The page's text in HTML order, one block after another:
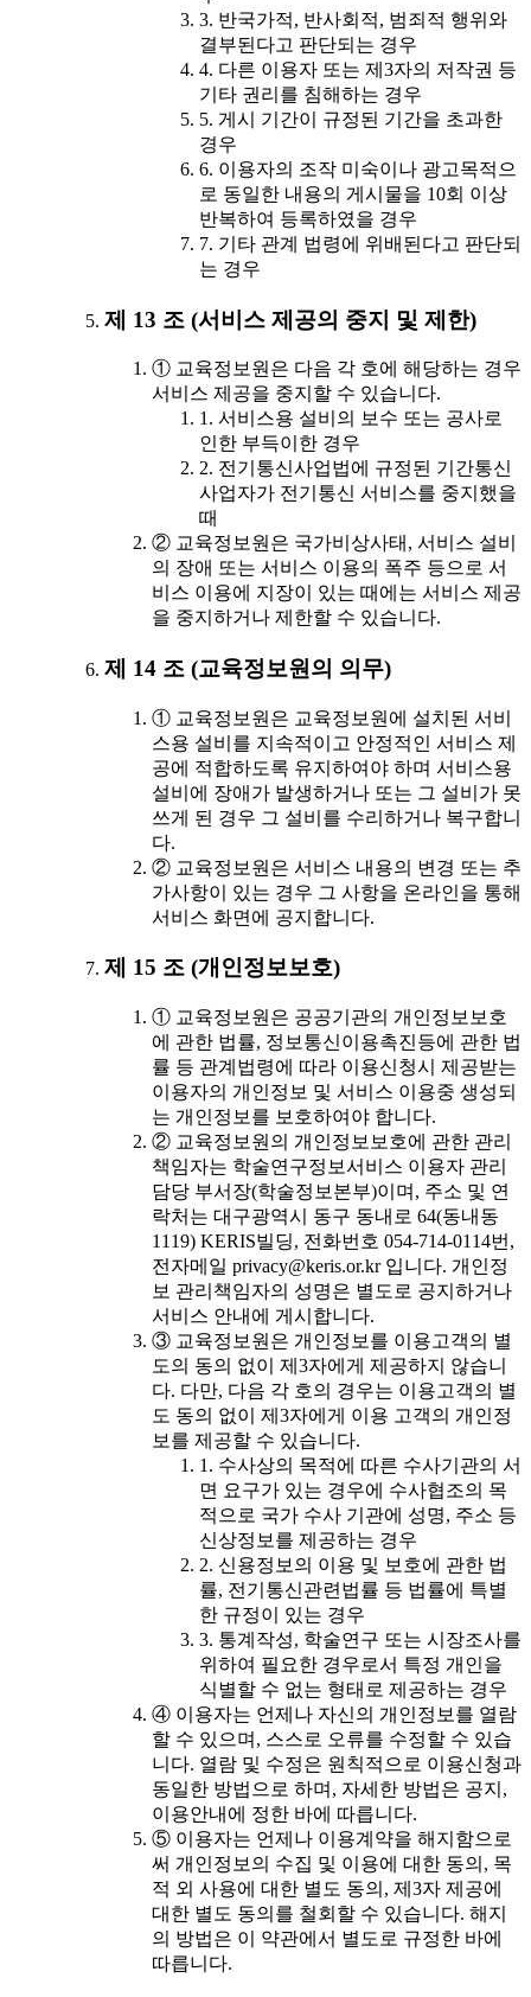
3. 반국가적, 반사회적, 범죄적 행위와
결부된다고 판단되는 경우
4. 다른 이용자 또는 제3자의 저작권 등
기타 권리를 침해하는 경우
5. 게시 기간이 규정된 기간을 초과한
경우
6. 이용자의 조작 미숙이나 광고목적으
로 동일한 내용의 게시물을 10회 이상
반복하여 등록하였을 경우
7. 기타 관계 법령에 위배된다고 판단되
는 경우
제 13 조 (서비스 제공의 중지 및 제한)
① 교육정보원은 다음 각 호에 해당하는 경우
서비스 제공을 중지할 수 있습니다.
1. 서비스용 설비의 보수 또는 공사로
인한 부득이한 경우
2. 전기통신사업법에 규정된 기간통신
사업자가 전기통신 서비스를 중지했을
때
② 교육정보원은 국가비상사태, 서비스 설비
의 장애 또는 서비스 이용의 폭주 등으로 서
비스 이용에 지장이 있는 때에는 서비스 제공
을 중지하거나 제한할 수 있습니다.
제 14 조 (교육정보원의 의무)
① 교육정보원은 교육정보원에 설치된 서비
스용 설비를 지속적이고 안정적인 서비스 제
공에 적합하도록 유지하여야 하며 서비스용
설비에 장애가 발생하거나 또는 그 설비가 못
쓰게 된 경우 그 설비를 수리하거나 복구합니
다.
② 교육정보원은 서비스 내용의 변경 또는 추
가사항이 있는 경우 그 사항을 온라인을 통해
서비스 화면에 공지합니다.
제 15 조 (개인정보보호)
① 교육정보원은 공공기관의 개인정보보호
에 관한 법률, 정보통신이용촉진등에 관한 법
률 등 관계법령에 따라 이용신청시 제공받는
이용자의 개인정보 및 서비스 이용중 생성되
는 개인정보를 보호하여야 합니다.
② 교육정보원의 개인정보보호에 관한 관리
책임자는 학술연구정보서비스 이용자 관리
담당 부서장(학술정보본부)이며, 주소 및 연
락처는 대구광역시 동구 동내로 64(동내동
1119) KERIS빌딩, 전화번호 054-714-0114번,
전자메일 privacy@keris.or.kr 입니다. 개인정
보 관리책임자의 성명은 별도로 공지하거나
서비스 안내에 게시합니다.
③ 교육정보원은 개인정보를 이용고객의 별
도의 동의 없이 제3자에게 제공하지 않습니
다. 다만, 다음 각 호의 경우는 이용고객의 별
도 동의 없이 제3자에게 이용 고객의 개인정
보를 제공할 수 있습니다.
1. 수사상의 목적에 따른 수사기관의 서
면 요구가 있는 경우에 수사협조의 목
적으로 국가 수사 기관에 성명, 주소 등
신상정보를 제공하는 경우
2. 신용정보의 이용 및 보호에 관한 법
률, 전기통신관련법률 등 법률에 특별
한 규정이 있는 경우
3. 통계작성, 학술연구 또는 시장조사를
위하여 필요한 경우로서 특정 개인을
식별할 수 없는 형태로 제공하는 경우
④ 이용자는 언제나 자신의 개인정보를 열람
할 수 있으며, 스스로 오류를 수정할 수 있습
니다. 열람 및 수정은 원칙적으로 이용신청과
동일한 방법으로 하며, 자세한 방법은 공지,
이용안내에 정한 바에 따릅니다.
⑤ 이용자는 언제나 이용계약을 해지함으로
써 개인정보의 수집 및 이용에 대한 동의, 목
적 외 사용에 대한 별도 동의, 제3자 제공에
대한 별도 동의를 철회할 수 있습니다. 해지
의 방법은 이 약관에서 별도로 규정한 바에
따릅니다.